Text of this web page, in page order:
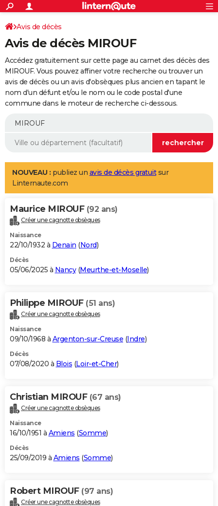
ACTUALITÉS
Politique
Société
Faits Divers
Education
Monde
Villes
+
SPORT
Coupe du monde 2026
Football
Tennis
Cyclisme
Rugby
Forum
Programme TV
TNT
Streaming
Cinéma
Sorties cinéma
Musique
+
FINANCE
Retraite
Epargne
Immobilier
Risques naturels par ville
Banque
Assurance
AUTO
Essais
Réserver un essai
Citadines
Berlines
SUV
Forum auto
+
Mobiles
Meilleur smartphone
Internet
Ordinateurs
Jeux vidéo
Guide high-tech
Aménagement intérieur
LIFESTYLE
Art de vivre
Bien-être
Loisirs
Mode
Modes de vie
Alimentation
Guide de la santé
Maladies
Médicaments
Sommeil
VOYAGE
Destinations
City break
Voyage nature
Voyage de noces
Forum
Climat
+PHOTO
GUIDES D'ACHAT
BONS PLANS
Carte de Noël
Carte Bonne année
Carte Saint-Valentin
Carte Pâques
Carte d'anniversaire
DICTIONNAIRE
Dictionnaire
Biographies
Citations
Expressions
Proverbes
PROGRAMME TV
S'inscrire
Se connecter
Lycées
Collèges
Primaires
Universités
Entreprises
Service militaire
Avis de recherche
AVIS DE DÉCÈS
Bricolage
Lifestyle
Culture
Sport
Auto
Television
Voyage
Cinema
Avis de décès
Avis de décès MIROUF
Accédez gratuitement sur cette page au carnet des décès des
MIROUF. Vous pouvez affiner votre recherche ou trouver un
avis de décès ou un avis d'obsèques plus ancien en tapant le
nom d'un défunt et/ou le nom ou le code postal d'une
commune dans le moteur de recherche ci-dessous.
NOUVEAU : publiez un avis de décès gratuitsur
Linternaute.com
Maurice MIROUF (92 ans)
Créer une cagnotte obsèques
Naissance
22/10/1932 à Denain (Nord)
Décès
05/06/2025 à Nancy(Meurthe-et-Moselle)
Philippe MIROUF (51 ans)
Créer une cagnotte obsèques
Naissance
09/10/1968 à Argenton-sur-Creuse (Indre)
Décès
07/08/2020 à Blois (Loir-et-Cher)
Christian MIROUF (67 ans)
Créer une cagnotte obsèques
Naissance
16/10/1951 à Amiens (Somme)
Décès
25/09/2019 à Amiens (Somme)
Robert MIROUF (97 ans)
Créer une cagnotte obsèques